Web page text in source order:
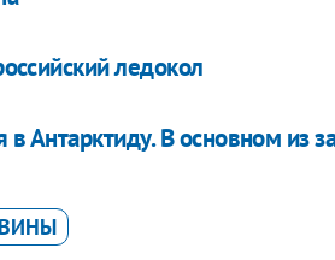
ледокол
в Антарктиду. В основном из